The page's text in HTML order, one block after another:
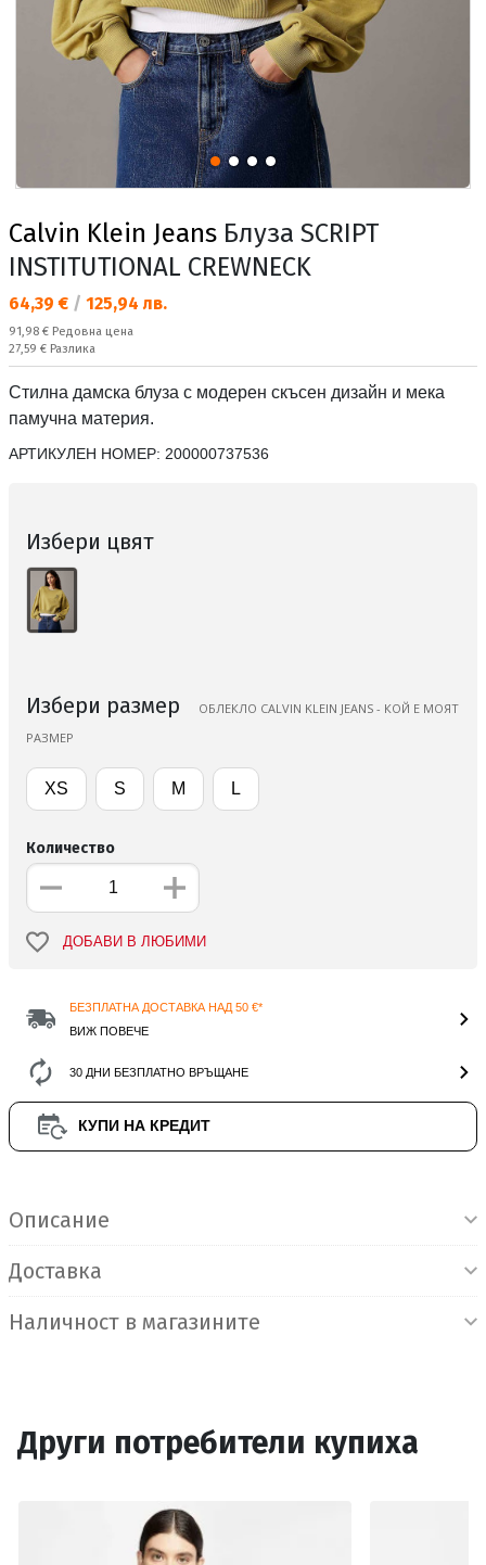
Calvin Klein Jeans Блуза SCRIPT
INSTITUTIONAL CREWNECK
Текуща цена:
64,39 € / 125,94 лв.
Редовна цена:
91,98 € Редовна цена
Спестявате:
27,59 € Разлика
Стилна дамска блуза с модерен скъсен дизайн и мека
памучна материя.
АРТИКУЛЕН НОМЕР: 200000737536
Избери цвят
Избери размер
ОБЛЕКЛО CALVIN KLEIN JEANS - КОЙ Е МОЯТ
РАЗМЕР
XS S M L
Количество
ДОБАВИ В ЛЮБИМИ
БЕЗПЛАТНА ДОСТАВКА НАД 50 €*
ВИЖ ПОВЕЧЕ
30 ДНИ БЕЗПЛАТНО ВРЪЩАНЕ
КУПИ НА КРЕДИТ
Описание
Доставка
Наличност в магазините
Други потребители купиха